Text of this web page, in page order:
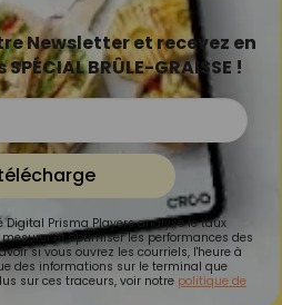
Newsletter et recevez en
BRÛLE-GRAISSE !
Digital Prisma Players analyse le taux
et optimiser les performances des
si vous ouvrez les courriels, l'heure à
des informations sur le terminal que
sur ces traceurs, voir notre politique de